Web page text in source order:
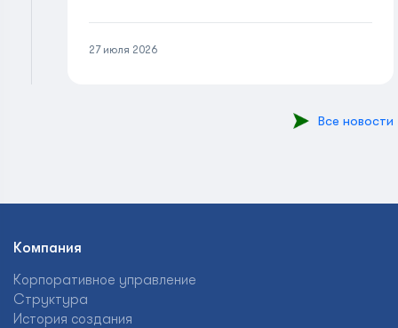
27 июля 2026
Все новости
Компания
Корпоративное управление
Структура
История создания